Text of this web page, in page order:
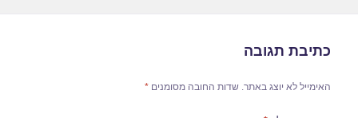
כתיבת תגובה
האימייל לא יוצג באתר. שדות החובה מסומנים*